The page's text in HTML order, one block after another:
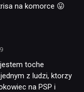
na komorce 😛
jestem toche
z ludzi, ktorzy
na PSP i